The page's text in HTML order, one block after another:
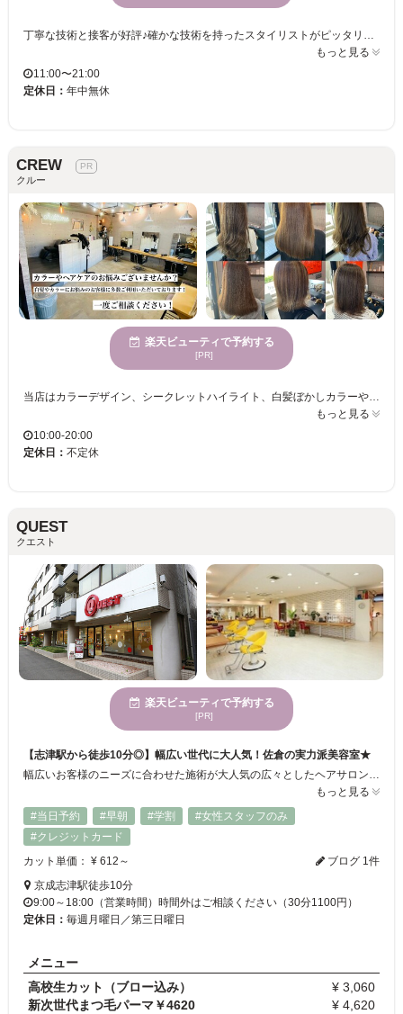
丁寧な技術と接客が好評♪確かな技術を持ったスタイリストがピッタリなスタイルを提案♪アナタのなりたいイメージをお聞かせください！当サロンのスタイリストが叶えます☆彡 Foreigners welcome(外国人歓迎)／Available in English(英語対応可能)
もっと見る
11:00〜21:00
定休日： 年中無休
CREW
クルー
楽天ビューティで予約する
[PR]
もっと見る
10:00-20:00
定休日： 不定休
QUEST
クエスト
楽天ビューティで予約する
[PR]
【志津駅から徒歩10分◎】幅広い世代に大人気！佐倉の実力派美容室★
もっと見る
#当日予約
#早朝 #学割
#女性スタッフのみ
#クレジットカード
カット単価： ¥ 612～
ブログ 1件
京成志津駅徒歩10分
9:00～18:00（営業時間）時間外はご相談ください（30分1100円）
定休日： 毎週月曜日／第三日曜日
メニュー
高校生カット（ブロー込み）
¥ 3,060
新次世代まつ毛パーマ￥4620
¥ 4,620